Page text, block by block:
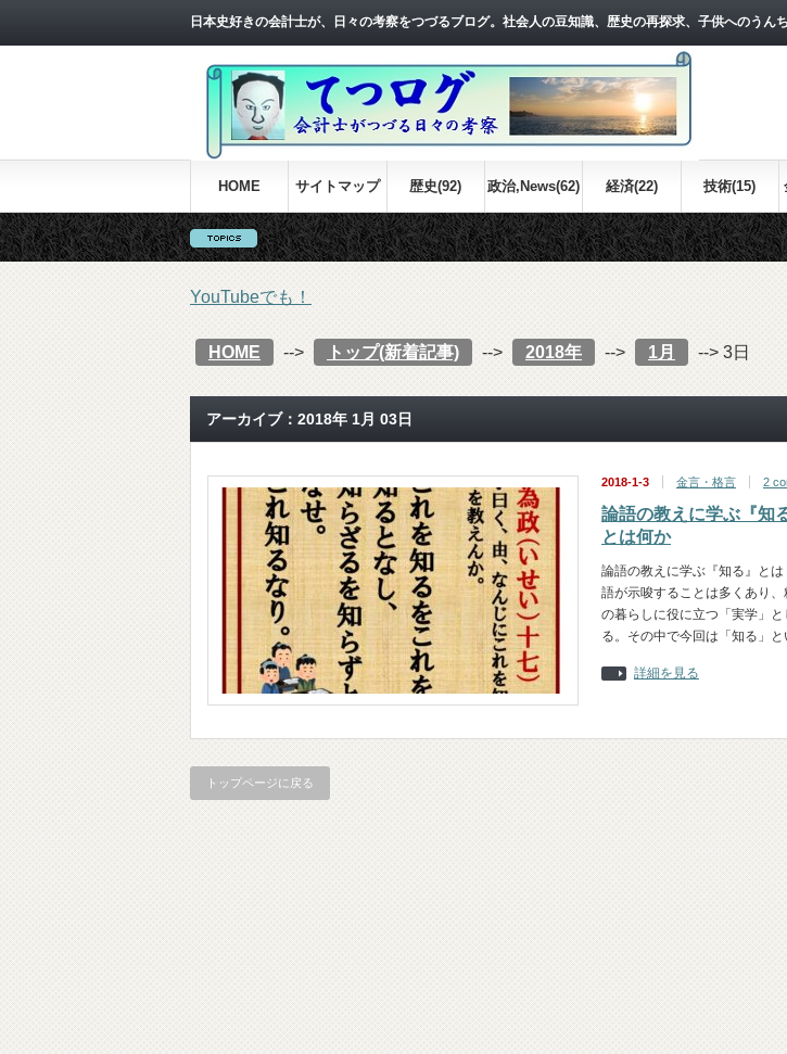
日本史好きの会計士が、日々の考察をつづるブログ。社会人の豆知識、歴史の再探求、子供へのうん
HOME サイトマップ 歴史(92) 政治,News(62) 経済(22) 技術(15)
江
YouTubeでも！
HOME --> トップ(新着記事) --> 2018年 --> 1月 --> 3日
アーカイブ：2018年 1月 03日
2018-1-3 金言・格言 2
論語の教えに学ぶ『知
とは何か
論語の教えに学ぶ『知る』と
語が示唆することは多くあり
の暮らしに役に立つ「実学」
る。その中で今回は「知る」
詳細を見る
トップページに戻る